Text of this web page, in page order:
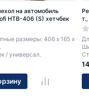
на автомобиль
HTB-406 (S) хетчбек
размеры: 406 х 165 х
/ универсал.
14